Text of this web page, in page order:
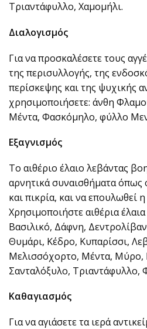
Τριαντάφυλλο, Χαμομήλι.
Διαλογισμός
Για να προσκαλέσετε τους
της περισυλλογής, της
περίσκεψης και της ψυχικής
χρησιμοποιήσετε: άνθη
Μέντα, Φασκόμηλο, φύλλο
Εξαγνισμός
Το αιθέριο έλαιο λεβάντας
αρνητικά συναισθήματα
και πικρία, και να επουλωθεί
Χρησιμοποιήστε αιθέρια
Βασιλικό, Δάφνη,
Θυμάρι, Κέδρο, Κυπαρίσσι,
Μελισσόχορτο, Μέντα, Μύρο,
Σανταλόξυλο, Τριαντάφυλλο,
Καθαγιασμός
Για να αγιάσετε τα ιερά